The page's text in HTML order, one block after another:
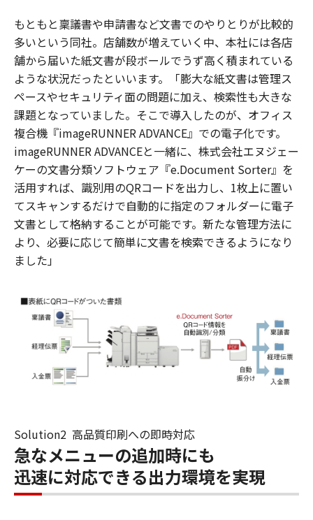
もともと稟議書や申請書など文書でのやりとりが比較的
多いという同社。店舗数が増えていく中、本社には各店
舗から届いた紙文書が段ボールでうず高く積まれている
ような状況だったといいます。「膨大な紙文書は管理ス
ペースやセキュリティ面の問題に加え、検索性も大きな
課題となっていました。そこで導入したのが、オフィス
複合機『imageRUNNER ADVANCE』での電子化です。
imageRUNNER ADVANCEと一緒に、株式会社エヌジェー
ケーの文書分類ソフトウェア『e.Document Sorter』を
活用すれば、識別用のQRコードを出力し、1枚上に置い
てスキャンするだけで自動的に指定のフォルダーに電子
文書として格納することが可能です。新たな管理方法に
より、必要に応じて簡単に文書を検索できるようになり
ました」
Solution2 高品質印刷への即時対応
急なメニューの追加時にも
迅速に対応できる出力環境を実現